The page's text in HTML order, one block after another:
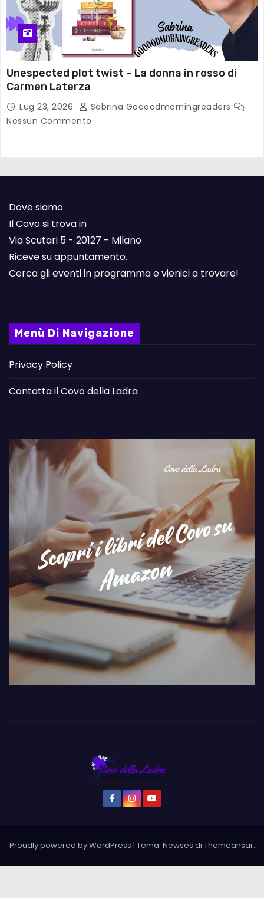
Unespected plot twist – La donna in rosso di
Carmen Laterza
Lug 23, 2026
Sabrina Goooodmorningreaders
Nessun Commento
Dove siamo
Il Covo si trova in
Via Scutari 5 - 20127 - Milano
Riceve su appuntamento.
Cerca gli eventi in programma e vienici a trovare!
Menù Di Navigazione
Privacy Policy
Contatta il Covo della Ladra
Proudly powered by WordPress | Tema: Newses di Themeansar.